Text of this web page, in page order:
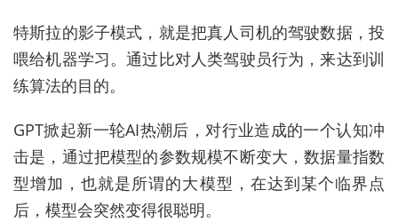
特斯拉的影子模式，就是把真人司机的驾驶数据，投
喂给机器学习。通过比对人类驾驶员行为，来达到训
练算法的目的。
GPT掀起新一轮AI热潮后，对行业造成的一个认知冲
击是，通过把模型的参数规模不断变大，数据量指数
型增加，也就是所谓的大模型，在达到某个临界点
后，模型会突然变得很聪明。